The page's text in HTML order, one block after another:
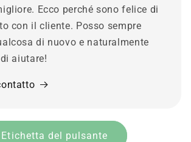
Ecco perché sono felice di
con il cliente. Posso sempre
di nuovo e naturalmente
aiutare!
Etichetta del pulsante